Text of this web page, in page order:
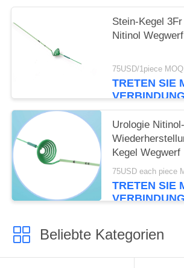
Stein-Kegel
Nitinol Wegwerf
75USD/1piece
TRETEN SIE
Urologie Nitinol-
Kegel Wegwerf
75USD each piece
TRETEN SIE
Beliebte Kategorien